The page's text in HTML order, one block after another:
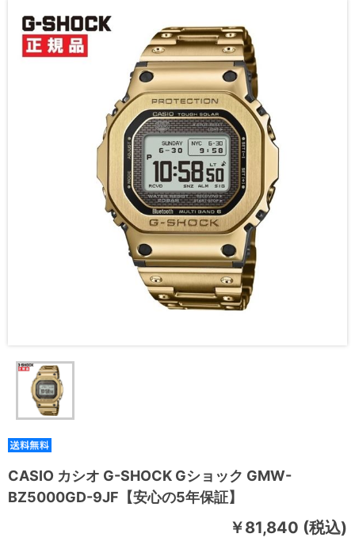
CASIO カシオ G-SHOCK Gショック GMW-
BZ5000GD-9JF【安心の5年保証】
￥81,840 (税込)